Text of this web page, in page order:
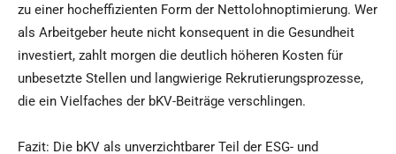
zu einer hocheffizienten Form der Nettolohnoptimierung. Wer
als Arbeitgeber heute nicht konsequent in die Gesundheit
investiert, zahlt morgen die deutlich höheren Kosten für
unbesetzte Stellen und langwierige Rekrutierungsprozesse,
die ein Vielfaches der bKV-Beiträge verschlingen.
Fazit: Die bKV als unverzichtbarer Teil der ESG- und